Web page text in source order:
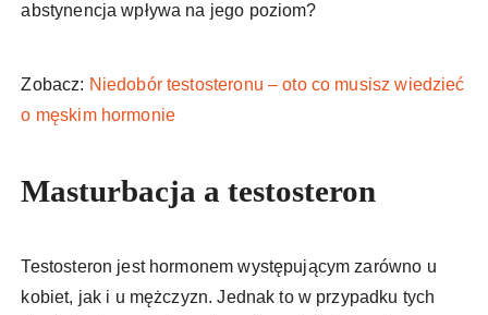
abstynencja wpływa na jego poziom?
Zobacz: Niedobór testosteronu – oto co musisz wiedzieć
o męskim hormonie
Masturbacja a testosteron
Testosteron jest hormonem występującym zarówno u
kobiet, jak i u mężczyzn. Jednak to w przypadku tych